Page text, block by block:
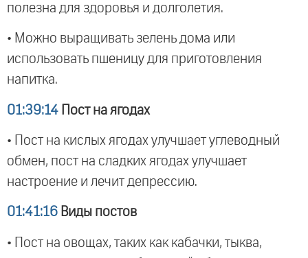
полезна для здоровья и долголетия.
• Можно выращивать зелень дома или
использовать пшеницу для приготовления
напитка.
01:39:14 Пост на ягодах
• Пост на кислых ягодах улучшает углеводный
обмен, пост на сладких ягодах улучшает
настроение и лечит депрессию.
01:41:16 Виды постов
• Пост на овощах, таких как кабачки, тыква,